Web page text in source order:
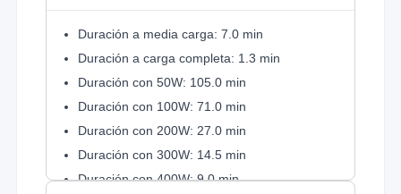
piezas:PL-9-12FR)
Duración a media carga: 7.0 min
Duración a carga completa: 1.3 min
Duración con 50W: 105.0 min
Duración con 100W: 71.0 min
Duración con 200W: 27.0 min
Duración con 300W: 14.5 min
Duración con 400W: 9.0 min